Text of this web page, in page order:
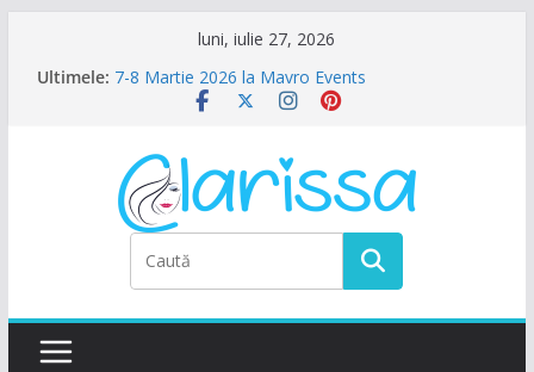
luni, iulie 27, 2026
Ultimele: 7-8 Martie 2026 la Mavro Events
Ziua Femeii la Amalfi Alegria
Ziua Femeii se sarbatoreste La Teatru. La
Calinescu!
Petrecere de Ziua Femeii la La Nasu